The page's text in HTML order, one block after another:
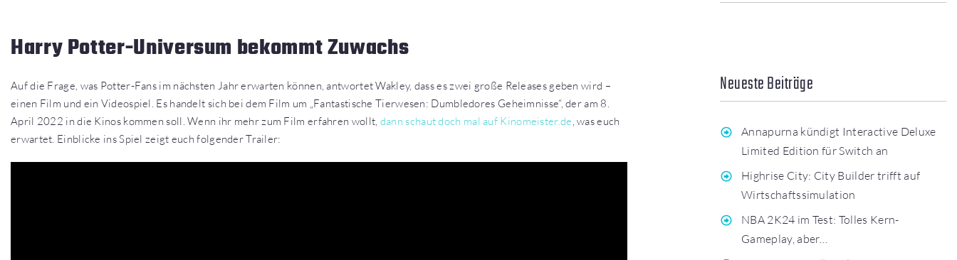
Harry Potter-Universum bekommt Zuwachs
Auf die Frage, was Potter-Fans im nächsten Jahr erwarten können, antwortet Wakley, dass es zwei große Releases geben wird –
einen Film und ein Videospiel. Es handelt sich bei dem Film um „Fantastische Tierwesen: Dumbledores Geheimnisse“, der am 8.
April 2022 in die Kinos kommen soll. Wenn ihr mehr zum Film erfahren wollt, dann schaut doch mal auf Kinomeister.de, was euch
erwartet. Einblicke ins Spiel zeigt euch folgender Trailer:
Neueste Beiträge
Annapurna kündigt Interactive Deluxe
Limited Edition für Switch an
Highrise City: City Builder trifft auf
Wirtschaftssimulation
NBA 2K24 im Test: Tolles Kern-
Gameplay, aber…